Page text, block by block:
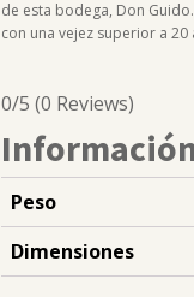
de esta bodega, Don
con una vejez superior a
0/5 (0 Reviews)
Peso
Dimensiones